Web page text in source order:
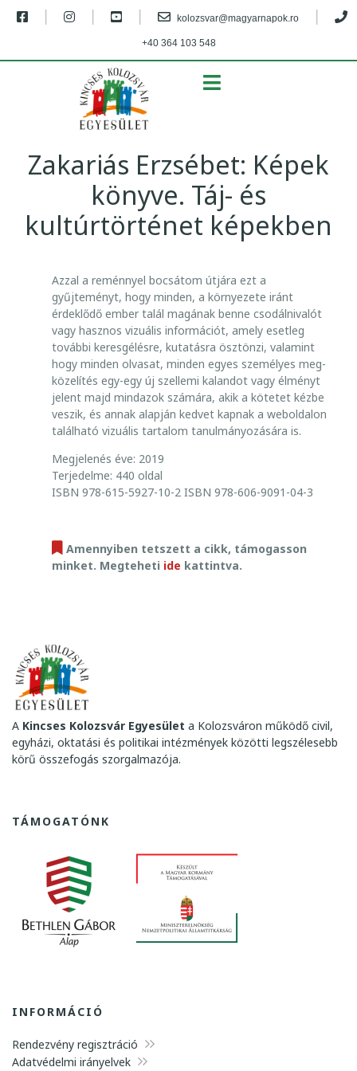
kolozsvar@magyarnapok.ro
+40 364 103 548
Zakariás Erzsébet: Képek
könyve. Táj- és
kultúrtörténet képekben
Z
A
K
A
R
I
Á
S
E
Z
S
É
E
T
:
E
K
K
Ö
N
Y
V
T
Á
-
É
S
K
U
R
Ö
Azzal a reménnyel bocsátom útjára ezt a
gyűjteményt, hogy minden, a környezete iránt
érdeklődő ember talál magának benne csodálnivalót
vagy hasznos vizuális információt, amely esetleg
további ke­resgélésre, kutatásra ösztönzi, valamint
hogy minden olvasat, minden egyes személyes meg­
kö­ze­lítés egy-egy új szellemi kalandot vagy élményt
jelent majd mindazok szá­mára, akik a kötetet kézbe
veszik, és annak alapján kedvet kapnak a weboldalon
található vizuális tartalom tanul­mányozására is.
Megjelenés éve: 2019
Terjedelme: 440 oldal
ISBN 978-615-5927-10-2 ISBN 978-606-9091-04-3
Amennyiben tetszett a cikk, támogasson
minket. Megteheti ide kattintva.
A Kincses Kolozsvár Egyesület a Kolozsváron működő civil,
egyházi, oktatási és politikai intézmények közötti legszélesebb
körű összefogás szorgalmazója.
TÁMOGATÓNK
INFORMÁCIÓ
Rendezvény regisztráció
Adatvédelmi irányelvek